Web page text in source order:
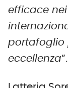
efficace
portafoglio
eccellenza”.